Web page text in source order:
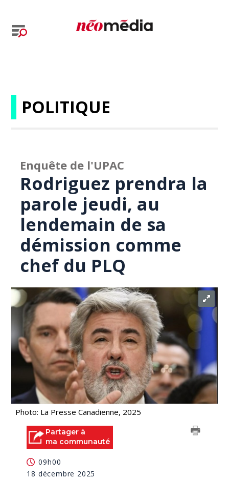
POLITIQUE
Enquête de l'UPAC
Rodriguez prendra la
parole jeudi, au
lendemain de sa
démission comme
chef du PLQ
Photo: La Presse Canadienne, 2025
Partager à
ma communauté
09h00
18 décembre 2025